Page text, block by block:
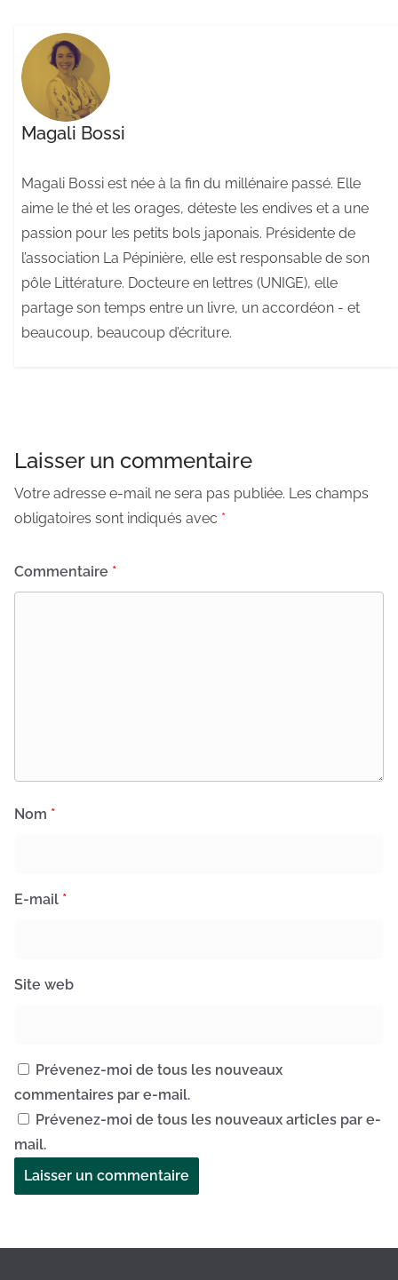
Magali Bossi
Magali Bossi est née à la fin du millénaire passé. Elle
aime le thé et les orages, déteste les endives et a une
passion pour les petits bols japonais. Présidente de
l’association La Pépinière, elle est responsable de son
pôle Littérature. Docteure en lettres (UNIGE), elle
partage son temps entre un livre, un accordéon - et
beaucoup, beaucoup d’écriture.
Laisser un commentaire
Votre adresse e-mail ne sera pas publiée. Les champs
obligatoires sont indiqués avec *
Commentaire *
Nom *
E-mail *
Site web
Prévenez-moi de tous les nouveaux
commentaires par e-mail.
Prévenez-moi de tous les nouveaux articles par e-
mail.